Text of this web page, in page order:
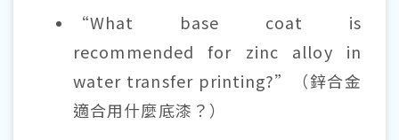
“What base coat is
recommended for zinc alloy in
water transfer printing?”（鋅合金
適合用什麼底漆？）